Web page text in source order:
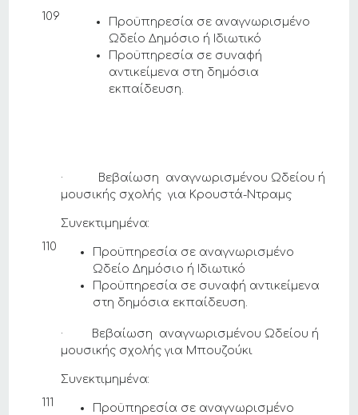
109
Προϋπηρεσία σε αναγνωρισμένο
Ωδείο Δημόσιο ή Ιδιωτικό
Προϋπηρεσία σε συναφή
αντικείμενα στη δημόσια
εκπαίδευση.
110
· Βεβαίωση αναγνωρισμένου Ωδείου ή
μουσικής σχολής για Κρουστά-Ντραμς
Συνεκτιμημένα:
Προϋπηρεσία σε αναγνωρισμένο
Ωδείο Δημόσιο ή Ιδιωτικό
Προϋπηρεσία σε συναφή αντικείμενα
στη δημόσια εκπαίδευση.
111
· Βεβαίωση αναγνωρισμένου Ωδείου ή
μουσικής σχολής για Μπουζούκι
Συνεκτιμημένα:
Προϋπηρεσία σε αναγνωρισμένο